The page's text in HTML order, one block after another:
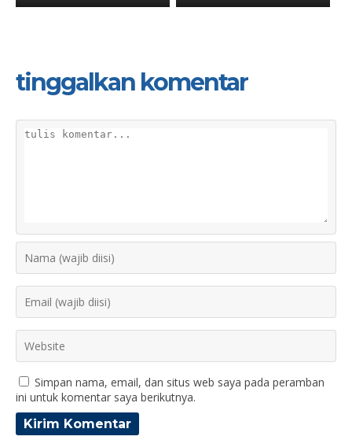
tinggalkan komentar
Simpan nama, email, dan situs web saya pada peramban
ini untuk komentar saya berikutnya.